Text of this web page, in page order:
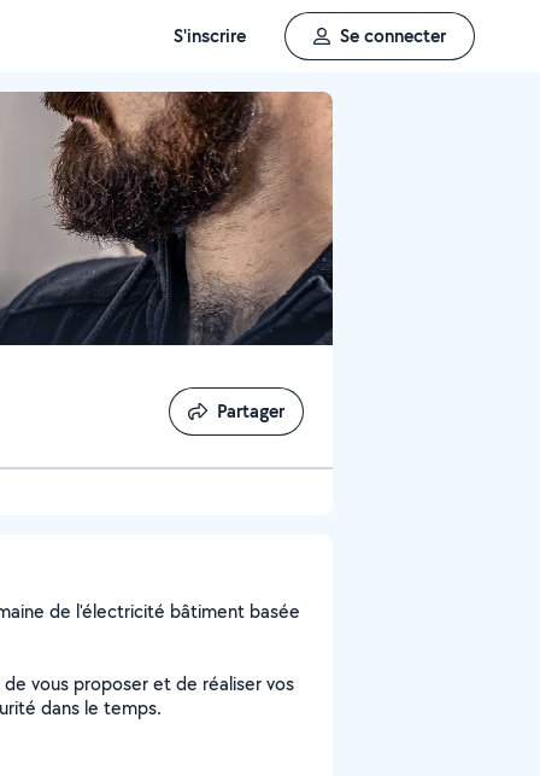
S'inscrire Se connecter
Partager
Partager
de l'électricité bâtiment basée
vous proposer et de réaliser vos
dans le temps.